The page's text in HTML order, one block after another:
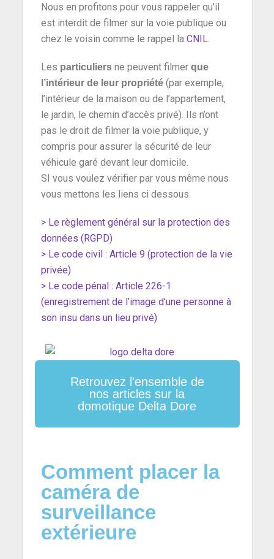
Nous en profitons pour vous rappeler qu’il
est interdit de filmer sur la voie publique ou
chez le voisin comme le rappel la CNIL
Les particuliers ne peuvent filmer que
l’intérieur de leur propriété (par exemple,
l’intérieur de la maison ou de l’appartement,
le jardin, le chemin d’accès privé). Ils n’ont
pas le droit de filmer la voie publique, y
compris pour assurer la sécurité de leur
véhicule garé devant leur domicile.
SI vous voulez vérifier par vous même nous
vous mettons les liens ci dessous.
> Le règlement général sur la protection des
données (RGPD)
> Le code civil : Article 9 (protection de la vie
privée)
> Le code pénal : Article 226-1
(enregistrement de l’image d’une personne à
son insu dans un lieu privé)
Retrouvez l'ensemble de
nos articles sur la
domotique Delta Dore
Comment placer la
caméra de
surveillance
extérieure